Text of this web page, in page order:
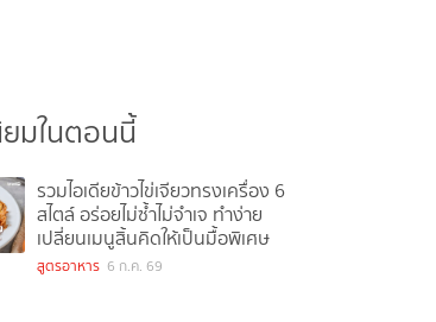
มในตอนนี้
รวมไอเดียข้าวไข่เจียวทรงเครื่อง 6
สไตล์ อร่อยไม่ซ้ำไม่จำเจ ทำง่าย
เปลี่ยนเมนูสิ้นคิดให้เป็นมื้อพิเศษ
สูตรอาหาร 6 ก.ค. 69